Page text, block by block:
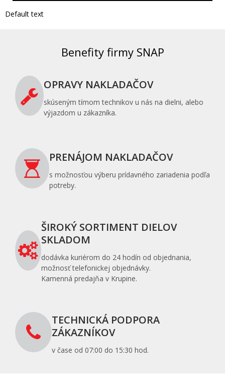
Default text
Benefity firmy SNAP
OPRAVY NAKLADAČOV
skúseným tímom technikov u nás na dielni, alebo
výjazdom u zákazníka.
PRENÁJOM NAKLADAČOV
s možnosťou výberu prídavného zariadenia podľa
potreby.
ŠIROKÝ SORTIMENT DIELOV
SKLADOM
dodávka kuriérom do 24 hodín od objednania,
možnosť telefonickej objednávky.
Kamenná predajňa v Krupine.
TECHNICKÁ PODPORA
ZÁKAZNÍKOV
v čase od 07:00 do 15:30 hod.